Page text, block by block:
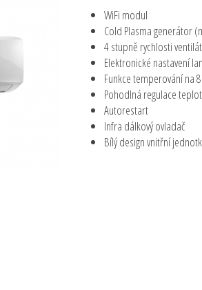
WiFi modul
Cold Plasma generátor
4 stupně rychlosti
Elektronické nastavení
Funkce temperování na
Pohodlná regulace
Autorestart
Infra dálkový ovladač
Bílý design vnitřní